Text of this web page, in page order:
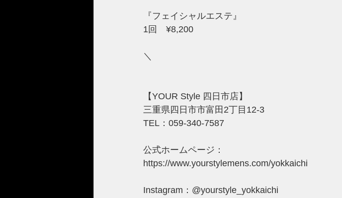
『フェイシャルエステ』
1回　¥8,200
＼
【YOUR Style 四日市店】
三重県四日市市富田2丁目12-3
TEL：059-340-7587
公式ホームページ：
https://www.yourstylemens.com/yokkaichi
Instagram：@yourstyle_yokkaichi